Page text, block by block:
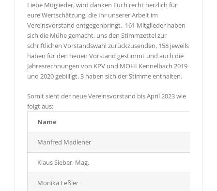
Liebe Mitglieder, wird danken Euch recht herzlich für
eure Wertschätzung, die Ihr unserer Arbeit im
Vereinsvorstand entgegenbringt. 161 Mitglieder haben
sich die Mühe gemacht, uns den Stimmzettel zur
schriftlichen Vorstandswahl zurückzusenden, 158 jeweils
haben für den neuen Vorstand gestimmt und auch die
Jahresrechnungen von KPV und MOHI Kennelbach 2019
und 2020 gebilligt, 3 haben sich der Stimme enthalten.
Somit sieht der neue Vereinsvorstand bis April 2023 wie
folgt aus:
Name
Manfred Madlener
Klaus Sieber, Mag.
Monika Feßler